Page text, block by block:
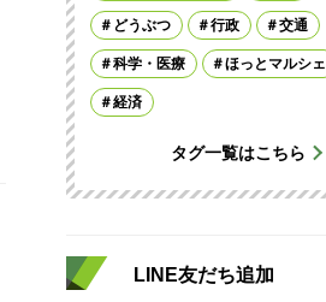
どうぶつ 行政 交通
科学・医療 ほっとマルシェ
経済
タグ一覧はこちら
LINE友だち追加